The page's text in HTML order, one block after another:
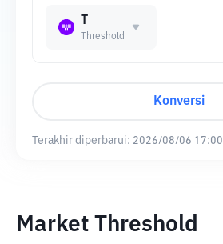
Threshold
Konversi
Terakhir diperbarui: 2026/08/06 17:00
Market Threshold